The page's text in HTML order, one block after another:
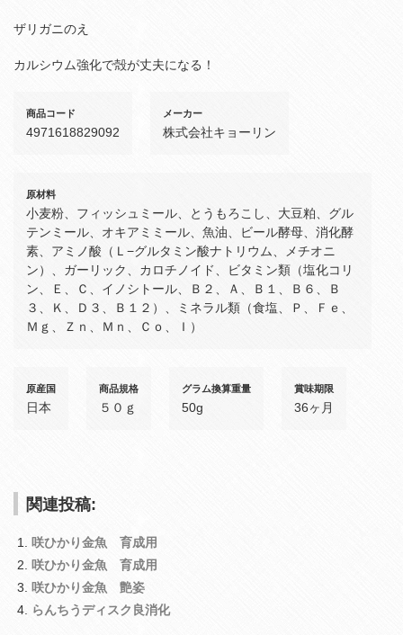
ザリガニのえ
カルシウム強化で殻が丈夫になる！
商品コード
4971618829092
メーカー
株式会社キョーリン
原材料
小麦粉、フィッシュミール、とうもろこし、大豆粕、グル
テンミール、オキアミミール、魚油、ビール酵母、消化酵
素、アミノ酸（Ｌ−グルタミン酸ナトリウム、メチオニ
ン）、ガーリック、カロチノイド、ビタミン類（塩化コリ
ン、Ｅ、Ｃ、イノシトール、Ｂ２、Ａ、Ｂ１、Ｂ６、Ｂ
３、Ｋ、Ｄ３、Ｂ１２）、ミネラル類（食塩、Ｐ、Ｆｅ、
Ｍｇ、Ｚｎ、Ｍｎ、Ｃｏ、Ｉ）
原産国
日本
商品規格
５０ｇ
グラム換算重量
50g
賞味期限
36ヶ月
関連投稿:
咲ひかり金魚 育成用
咲ひかり金魚 育成用
咲ひかり金魚 艶姿
らんちうディスク良消化